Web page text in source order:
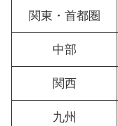
関東・首都圏
中部
関西
九州